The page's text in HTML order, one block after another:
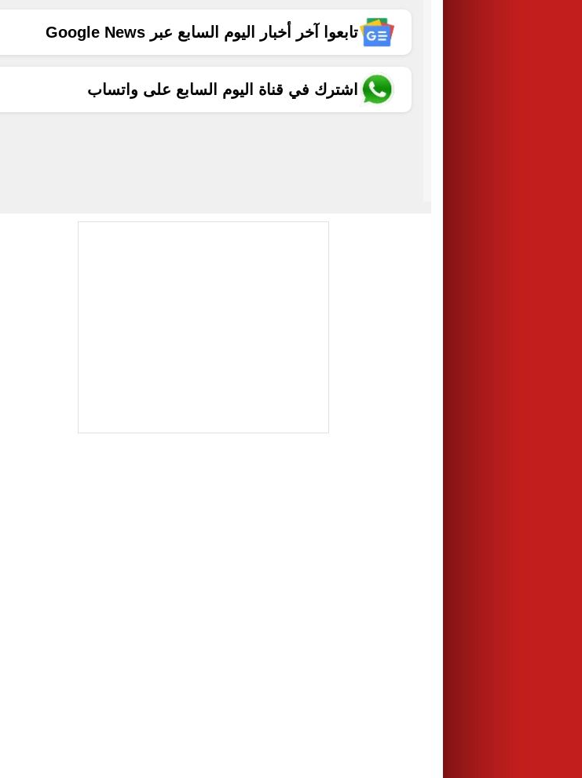
تابعوا آخر أخبار اليوم السابع عبر Google News
اشترك في قناة اليوم السابع على واتساب